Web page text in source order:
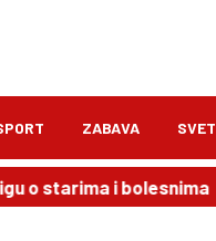
ZABAVA SVET
o starima i bolesnima